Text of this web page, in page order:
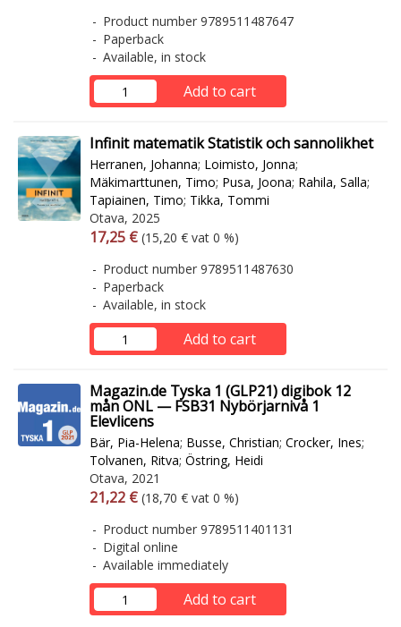
Product number 9789511487647
Paperback
Available, in stock
Add to cart
Infinit matematik Statistik och sannolikhet
Herranen, Johanna; Loimisto, Jonna;
Mäkimarttunen, Timo; Pusa, Joona; Rahila, Salla;
Tapiainen, Timo; Tikka, Tommi
Otava, 2025
Arvonlisäverollinen hinta
17,25 € Excl. vat
(15,20 € vat 0 %)
Product number 9789511487630
Paperback
Available, in stock
Add to cart
Magazin.de Tyska 1 (GLP21) digibok 12
mån ONL — FSB31 Nybörjarnivå 1
Elevlicens
Bär, Pia-Helena; Busse, Christian; Crocker, Ines;
Tolvanen, Ritva; Östring, Heidi
Otava, 2021
Arvonlisäverollinen hinta
21,22 € Excl. vat
(18,70 € vat 0 %)
Product number 9789511401131
Digital online
Available immediately
Add to cart